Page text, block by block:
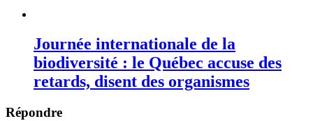
Journée internationale de la
biodiversité : le Québec accuse des
retards, disent des organismes
Répondre